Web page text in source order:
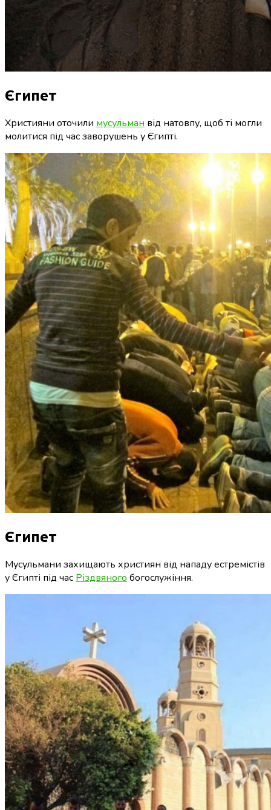
Єгипет
Християни оточили мусульман від натовпу, щоб ті могли
молитися під час заворушень у Єгипті.
Єгипет
Мусульмани захищають християн від нападу естремістів
у Єгипті під час Різдвяного богослужіння.